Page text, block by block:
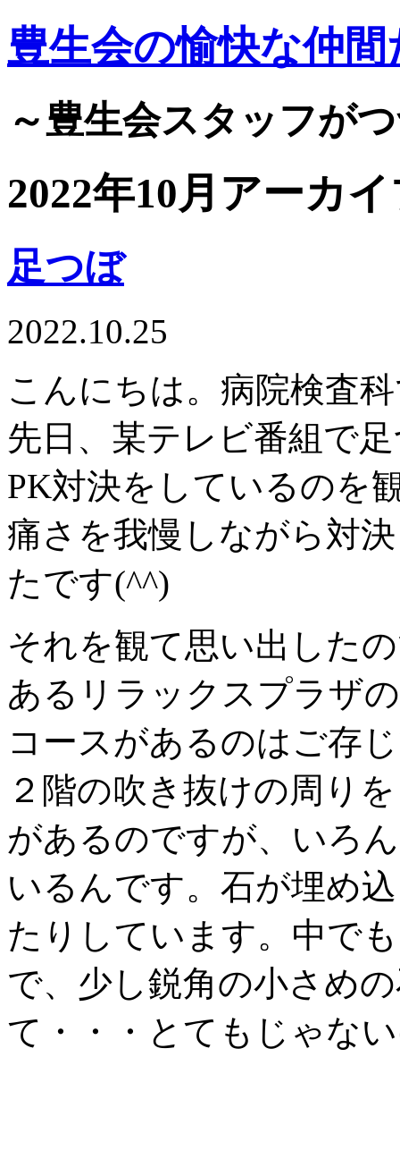
豊生会の愉快な仲間
～豊生会スタッフが
2022年10月アーカ
足つぼ
2022.10.25
こんにちは。病院検査
先日、某テレビ番組で
PK対決をしているのを
痛さを我慢しながら対
たです(^^)
それを観て思い出した
あるリラックスプラザ
コースがあるのはご存
２階の吹き抜けの周り
があるのですが、いろ
いるんです。石が埋め
たりしています。中で
で、少し鋭角の小さめ
て・・・とてもじゃな